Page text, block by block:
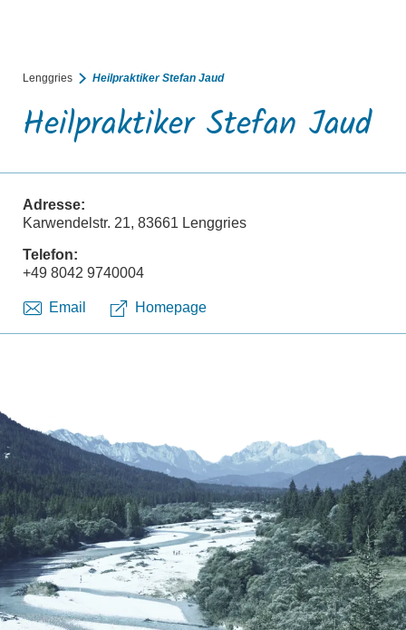
Lenggries Heilpraktiker Stefan Jaud
Heilpraktiker Stefan Jaud
Adresse:
Karwendelstr. 21, 83661 Lenggries
Telefon:
+49 8042 9740004
Email Homepage